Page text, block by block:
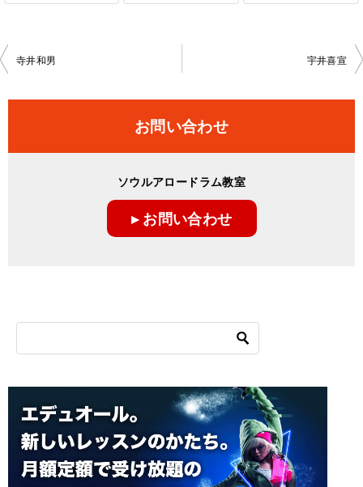
投
ビ
寺井和男 宇井喜宣
お問い合わせ
ソウルアロードラム教室
▸ お問い合わせ